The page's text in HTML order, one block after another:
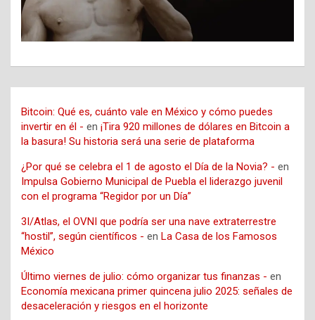
Bitcoin: Qué es, cuánto vale en México y cómo puedes
invertir en él - en ¡Tira 920 millones de dólares en Bitcoin a
la basura! Su historia será una serie de plataforma
¿Por qué se celebra el 1 de agosto el Día de la Novia? - en
Impulsa Gobierno Municipal de Puebla el liderazgo juvenil
con el programa “Regidor por un Día”
3I/Atlas, el OVNI que podría ser una nave extraterrestre
“hostil”, según científicos - en La Casa de los Famosos
México
Último viernes de julio: cómo organizar tus finanzas - en
Economía mexicana primer quincena julio 2025: señales de
desaceleración y riesgos en el horizonte